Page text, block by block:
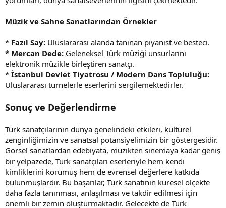
Müzik ve Sahne Sanatlarından Örnekler
* Fazıl Say: Uluslararası alanda tanınan piyanist ve besteci.
* Mercan Dede: Geleneksel Türk müziği unsurlarını
elektronik müzikle birleştiren sanatçı.
* İstanbul Devlet Tiyatrosu / Modern Dans Topluluğu:
Uluslararası turnelerle eserlerini sergilemektedirler.
Sonuç ve Değerlendirme
Türk sanatçılarının dünya genelindeki etkileri, kültürel
zenginliğimizin ve sanatsal potansiyelimizin bir göstergesidir.
Görsel sanatlardan edebiyata, müzikten sinemaya kadar geniş
bir yelpazede, Türk sanatçıları eserleriyle hem kendi
kimliklerini korumuş hem de evrensel değerlere katkıda
bulunmuşlardır. Bu başarılar, Türk sanatının küresel ölçekte
daha fazla tanınması, anlaşılması ve takdir edilmesi için
önemli bir zemin oluşturmaktadır. Gelecekte de Türk